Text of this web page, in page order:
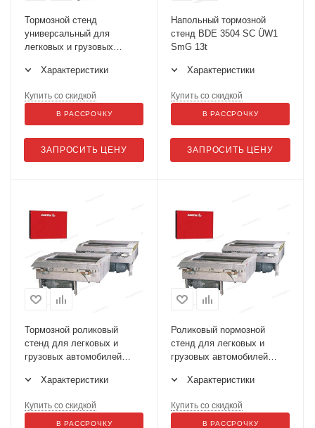
Тормозной стенд
универсальный для
легковых и грузовых
нагрузкой на ось до 13
Характеристики
ЗАПРОСИТЬ ЦЕНУ
Купить со скидкой
В РАССРОЧКУ
Напольный тормозной
стенд BDE 3504 SC ÜW1
SmG 13t
Характеристики
ЗАПРОСИТЬ ЦЕНУ
Купить со скидкой
В РАССРОЧКУ
Тормозной роликовый
стенд для легковых и
грузовых автомобилей
SmG 16t
Характеристики
Купить со скидкой
В РАССРОЧКУ
Роликовый nормозной
стенд для легковых и
грузовых автомобилей
SmG 20 t
Характеристики
Купить со скидкой
В РАССРОЧКУ